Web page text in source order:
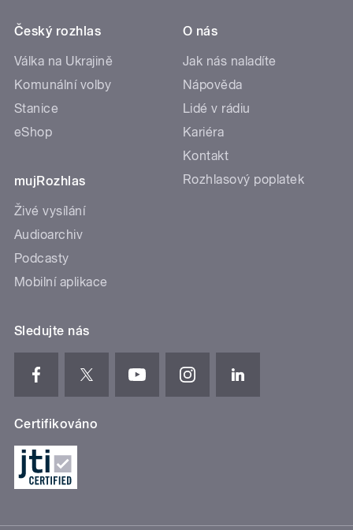
Český rozhlas
Válka na Ukrajině
Komunální volby
Stanice
eShop
mujRozhlas
Živé vysílání
Audioarchiv
Podcasty
Mobilní aplikace
O nás
Jak nás naladíte
Nápověda
Lidé v rádiu
Kariéra
Kontakt
Rozhlasový poplatek
Sledujte nás
Certifikováno